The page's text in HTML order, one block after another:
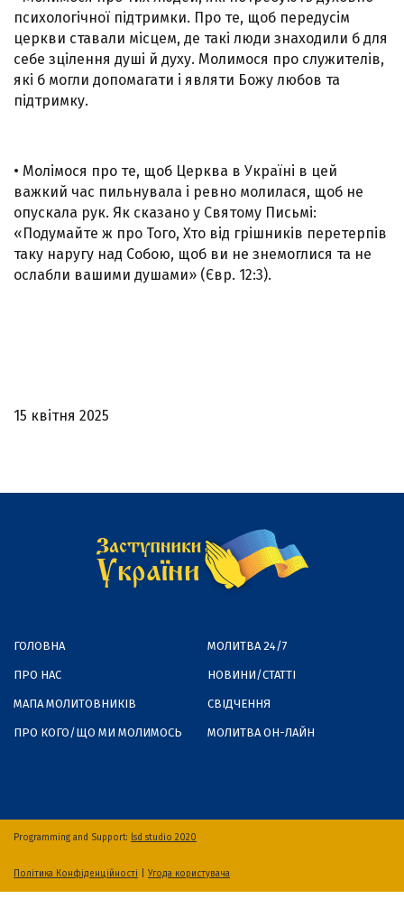
психологічної підтримки. Про те, щоб передусім
церкви ставали місцем, де такі люди знаходили б для
себе зцілення душі й духу. Молимося про служителів,
які б могли допомагати і являти Божу любов та
підтримку.
• Молімося про те, щоб Церква в Україні в цей
важкий час пильнувала і ревно молилася, щоб не
опускала рук. Як сказано у Святому Письмі:
«Подумайте ж про Того, Хто від грішників перетерпів
таку наругу над Собою, щоб ви не знемоглися та не
ослабли вашими душами» (Євр. 12:3).
15 квітня 2025
ГОЛОВНА
ПРО НАС
МАПА МОЛИТОВНИКІВ
ПРО КОГО/ЩО МИ МОЛИМОСЬ
МОЛИТВА 24/7
НОВИНИ/СТАТТІ
СВІДЧЕННЯ
МОЛИТВА ОН-ЛАЙН
Programming and Support: lsd studio 2020
Політика Конфіденційності Угода користувача